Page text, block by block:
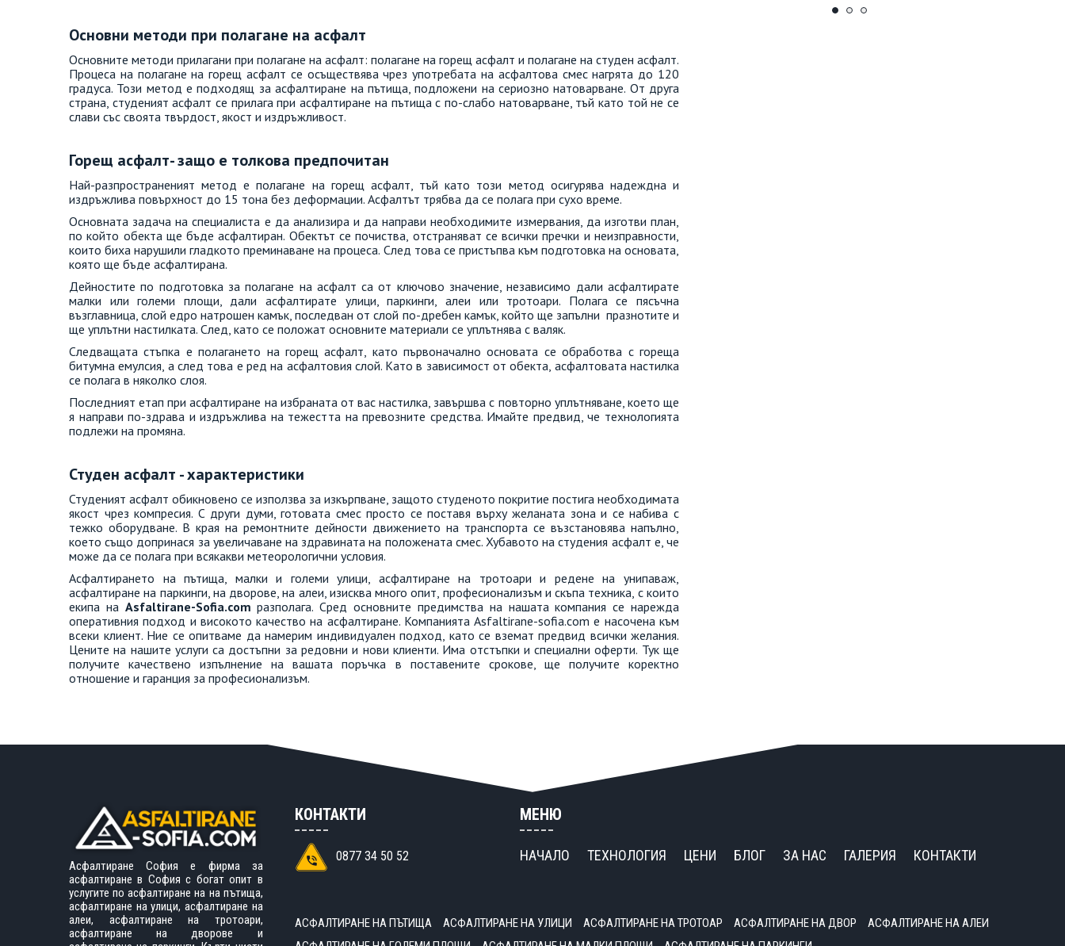
Основни методи при полагане на асфалт
Основните методи прилагани при полагане на асфалт: полагане на горещ асфалт и полагане на студен асфалт.
Процеса на полагане на горещ асфалт се осъществява чрез употребата на асфалтова смес нагрята до 120
градуса. Този метод е подходящ за асфалтиране на пътища, подложени на сериозно натоварване. От друга
страна, студеният асфалт се прилага при асфалтиране на пътища с по-слабо натоварване, тъй като той не се
слави със своята твърдост, якост и издръжливост.
Горещ асфалт- защо е толкова предпочитан
Най-разпространеният метод е полагане на горещ асфалт, тъй като този метод осигурява надеждна и
издръжлива повърхност до 15 тона без деформации. Асфалтът трябва да се полага при сухо време.
Основната задача на специалиста е да анализира и да направи необходимите измервания, да изготви план,
по който обекта ще бъде асфалтиран. Обектът се почиства, отстраняват се всички пречки и неизправности,
които биха нарушили гладкото преминаване на процеса. След това се пристъпва към подготовка на основата,
която ще бъде асфалтирана.
Дейностите по подготовка за полагане на асфалт са от ключово значение, независимо дали асфалтирате
малки или големи площи, дали асфалтирате улици, паркинги, алеи или тротоари. Полага се пясъчна
възглавница, слой едро натрошен камък, последван от слой по-дребен камък, който ще запълни празнотите и
ще уплътни настилката. След, като се положат основните материали се уплътнява с валяк.
Следващата стъпка е полагането на горещ асфалт, като първоначално основата се обработва с гореща
битумна емулсия, а след това е ред на асфалтовия слой. Като в зависимост от обекта, асфалтовата настилка
се полага в няколко слоя.
Последният етап при асфалтиране на избраната от вас настилка, завършва с повторно уплътняване, което ще
я направи по-здрава и издръжлива на тежестта на превозните средства. Имайте предвид, че технологията
подлежи на промяна.
Студен асфалт - характеристики
Студеният асфалт обикновено се използва за изкърпване, защото студеното покритие постига необходимата
якост чрез компресия. С други думи, готовата смес просто се поставя върху желаната зона и се набива с
тежко оборудване. В края на ремонтните дейности движението на транспорта се възстановява напълно,
което също допринася за увеличаване на здравината на положената смес. Хубавото на студения асфалт е, че
може да се полага при всякакви метеорологични условия.
Асфалтирането на пътища, малки и големи улици, асфалтиране на тротоари и редене на унипаваж,
асфалтиране на паркинги, на дворове, на алеи, изисква много опит, професионализъм и скъпа техника, с които
екипа на Asfaltirane-Sofia.com разполага. Сред основните предимства на нашата компания се нарежда
оперативния подход и високото качество на асфалтиране. Компанията Asfaltirane-sofia.com е насочена към
всеки клиент. Ние се опитваме да намерим индивидуален подход, като се вземат предвид всички желания.
Цените на нашите услуги са достъпни за редовни и нови клиенти. Има отстъпки и специални оферти. Тук ще
получите качествено изпълнение на вашата поръчка в поставените срокове, ще получите коректно
отношение и гаранция за професионализъм.
Асфалтиране София е фирма за
асфалтиране в София с богат опит в
услугите по асфалтиране на на пътища,
асфалтиране на улици, асфалтиране на
алеи, асфалтиране на тротоари,
асфалтиране на дворове и
КОНТАКТИ
0877 34 50 52
МЕНЮ
НАЧАЛО ТЕХНОЛОГИЯ ЦЕНИ БЛОГ ЗА НАС ГАЛЕРИЯ КОНТАКТИ
АСФАЛТИРАНЕ НА ПЪТИЩА АСФАЛТИРАНЕ НА УЛИЦИ АСФАЛТИРАНЕ НА ТРОТОАР АСФАЛТИРАНЕ НА ДВОР
АСФАЛТИРАНЕ НА АЛЕИ